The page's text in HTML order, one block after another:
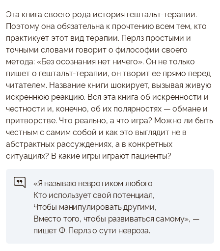
Эта книга своего рода история гештальт-терапии.
Поэтому она обязательна к прочтению всем тем, кто
практикует этот вид терапии. Перлз простыми и
точными словами говорит о философии своего
метода: «Без осознания нет ничего». Он не только
пишет о гештальт-терапии, он творит ее прямо перед
читателем. Название книги шокирует, вызывая живую
искреннюю реакцию. Вся эта книга об искренности и
честности и, конечно, об их полярностях — обмане и
притворстве. Что реально, а что игра? Можно ли быть
честным с самим собой и как это выглядит не в
абстрактных рассуждениях, а в конкретных
ситуациях? В какие игры играют пациенты?
«Я называю невротиком любого
Кто использует свой потенциал,
Чтобы манипулировать другими,
Вместо того, чтобы развиваться самому», —
пишет Ф. Перлз о сути невроза.